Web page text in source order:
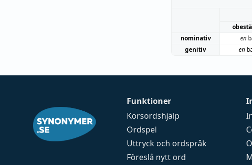
nominativ
en
genitiv
en
Funktioner
Korsordshjälp
Ordspel
Uttryck och ordspråk
Föreslå nytt ord